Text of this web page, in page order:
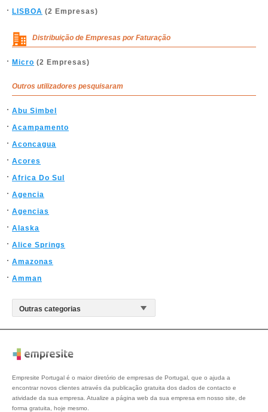
LISBOA (2 Empresas)
Distribuição de Empresas por Faturação
Micro (2 Empresas)
Outros utilizadores pesquisaram
Abu Simbel
Acampamento
Aconcagua
Acores
Africa Do Sul
Agencia
Agencias
Alaska
Alice Springs
Amazonas
Amman
Empresite Portugal é o maior diretório de empresas de Portugal, que o ajuda a
encontrar novos clientes através da publicação gratuita dos dados de contacto e
atividade da sua empresa. Atualize a página web da sua empresa em nosso site, de
forma gratuita, hoje mesmo.